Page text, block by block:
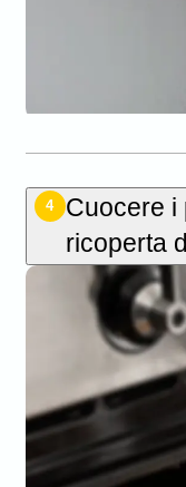
4
Cuocere i
ricoperta